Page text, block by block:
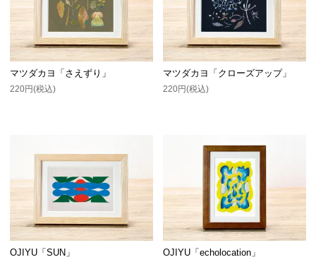
マツダカヨ「さえずり」
220円(税込)
マツダカヨ「クローズアップ」
220円(税込)
OJIYU「SUN」 OJIYU「echolocation」